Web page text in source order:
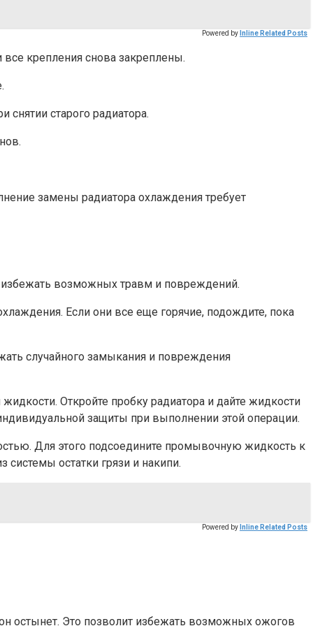
Powered by Inline Related Posts
все крепления снова закреплены.
старого радиатора.
замены радиатора охлаждения требует
избежать возможных травм и повреждений.
Если они все еще горячие, подождите, пока
случайного замыкания и повреждения
Откройте пробку радиатора и дайте жидкости
защиты при выполнении этой операции.
Для этого подсоедините промывочную жидкость к
системы остатки грязи и накипи.
Powered by Inline Related Posts
остынет. Это позволит избежать возможных ожогов